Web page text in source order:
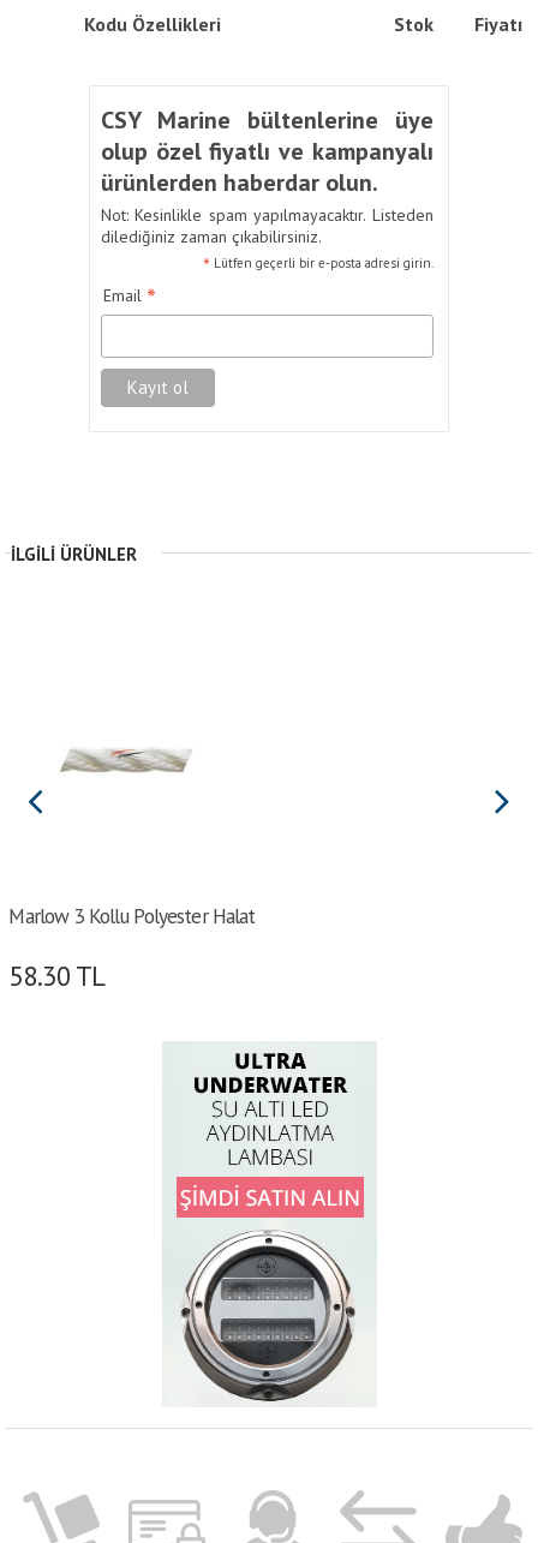
Kodu Özellikleri Stok Fiyatı
CSY Marine bültenlerine üye
olup özel fiyatlı ve kampanyalı
ürünlerden haberdar olun.
Not: Kesinlikle spam yapılmayacaktır. Listeden
dilediğiniz zaman çıkabilirsiniz.
* Lütfen geçerli bir e-posta adresi girin.
Email *
İLGILI ÜRÜNLER
Marlow 3 Kollu Polyester Halat
58.30 TL